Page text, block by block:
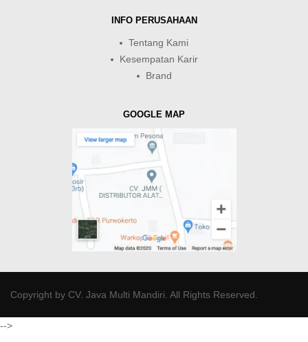
INFO PERUSAHAAN
Tentang Kami
Kesempatan Karir
Brand
GOOGLE MAP
Copyright by CV. Java Multi Mandiri. All Rights Reserved.
-->